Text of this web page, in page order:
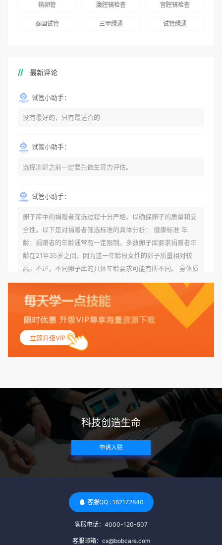
输卵管 腹腔镜检查 宫腔镜检查
泰国试管 三甲绿通 试管绿通
最新评论
试管小助手：
没有最好的，只有最适合的
试管小助手：
选择冻卵之前一定要先做生育力评估。
试管小助手：
卵子库中的捐赠者筛选过程十分严格，以确保卵子的质量和安
全性。以下是对捐赠者筛选标准的具体分析： 健康标准 年
龄：捐赠者的年龄通常有一定限制。多数卵子库要求捐赠者年
龄在21至35岁之间，因为这一年龄段女性的卵子质量相对较
高。不过，不同卵子库的具体年龄要求可能有所不同。 身体质
量指数（BMI）：捐赠者的BMI通常需要在正常范围内，以确
保其身体健康状况良好。过高的BMI可能与多种健康问题相关
联，包括不孕症和妊娠并发症。 生殖健康：捐赠者需要有规律
的月经期，无生殖障碍或异常问题。此外，还需要进行详细的
妇科检查，以确保其生殖系统的健康。 遗传病史与家族病史：
捐赠者及其家庭成员需要无严重的遗传病史、精神病史和传染
病史。这通常需要通过基因检测、家族史调查和医疗记录审查
带任何可传染给受卵者的病原体。 药物与生活习惯：捐赠者需
要是非尼古丁使用者、非吸烟者、非吸毒者，并且未使用可能
影响卵子质量的药物，如某些精神药物和避孕植入物。 学历与
心理标准 学历要求：部分卵子库对捐赠者的学历有一定要求，
但这并非普遍标准。一些卵子库可能更倾向于选择受过高等教
育的女性作为捐赠者，但这并不是绝对的筛选条件。 心理状态
评估：捐赠者需要进行心理状态评估，以确定其对捐赠过程的
于确保捐赠者在捐赠过程中保持积极的心态，并理解其捐赠行
为的意义。 其他标准 责任心与沟通能力：由于捐卵过程的时
间不确定性，捐赠者需要有责任心，善于沟通，并尊重预约和
时间表。这有助于确保捐赠周期的顺利进行，并保障受卵者的
立即升级VIP
科技创造生命
申请入驻
客服QQ : 162172840
客服电话：4000-120-507
客服邮箱：cs@bobcare.com